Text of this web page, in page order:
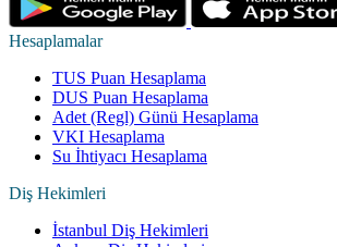
Hesaplamalar
TUS Puan Hesaplama
DUS Puan Hesaplama
Adet (Regl) Günü Hesaplama
VKI Hesaplama
Su İhtiyacı Hesaplama
Diş Hekimleri
İstanbul Diş Hekimleri